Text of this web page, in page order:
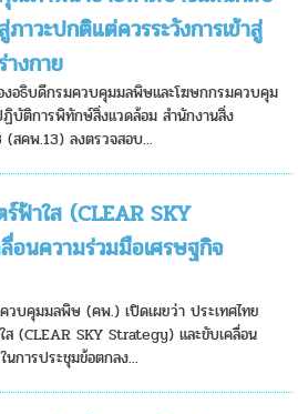
ภาวะปกติแต่ควรระวังการเข้าสู่
างกาย
อธิบดีกรมควบคุมมลพิษและโฆษกกรมควบคุม
บัติการพิทักษ์สิ่งแวดล้อม สำนักงานสิ่ง
สคพ.13) ลงตรวจสอบ...
าใส (CLEAR SKY
นความร่วมมือเศรษฐกิจ
บคุมมลพิษ (คพ.) เปิดเผยว่า ประเทศไทย
(CLEAR SKY Strategy) และขับเคลื่อน
การประชุมข้อตกลง...